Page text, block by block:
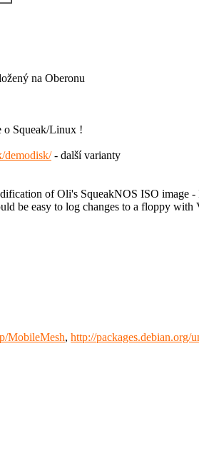
na Oberonu
o Squeak/Linux !
demodisk/- další varianty
of Oli's SqueakNOS ISO image
be easy to log changes to a floppy
MobileMesh, http://packages.debian.org/